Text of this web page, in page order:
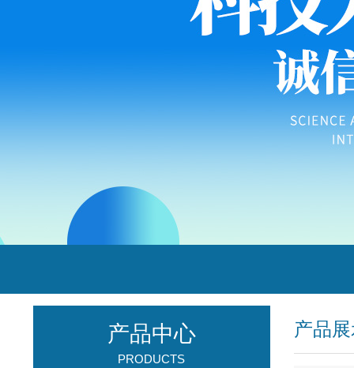
产品
产品中心
PRODUCTS